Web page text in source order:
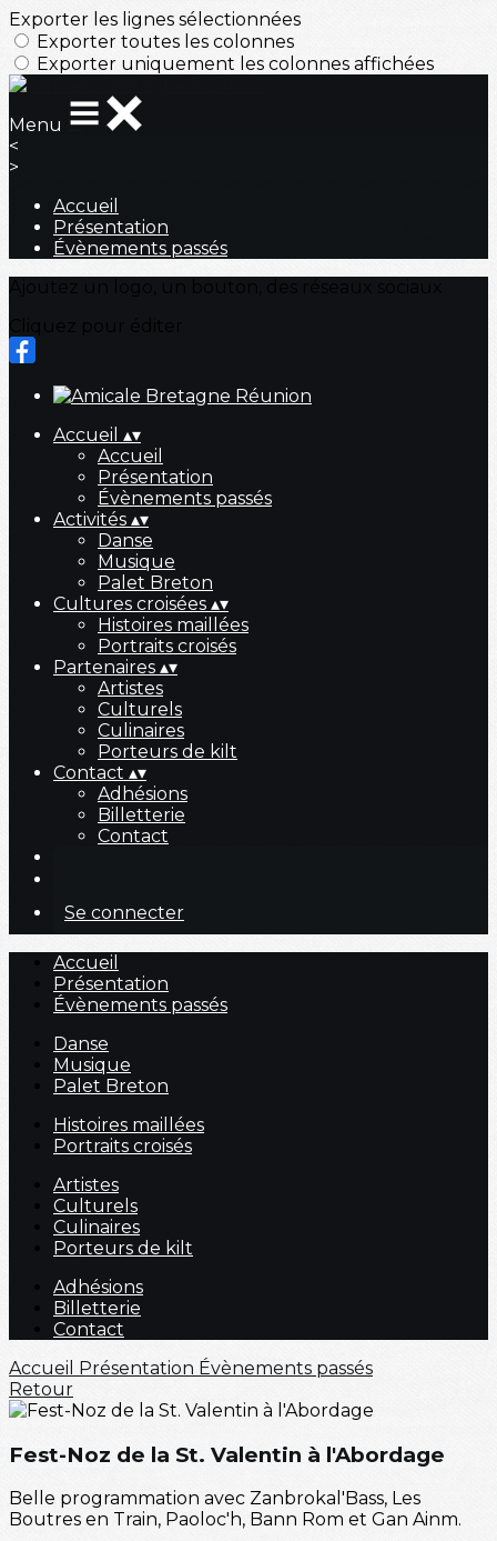
Exporter les lignes sélectionnées
Exporter toutes les colonnes
Exporter uniquement les colonnes affichées
Menu
<
>
Accueil
Présentation
Évènements passés
Accueil ▴▾
Accueil
Présentation
Évènements passés
Activités ▴▾
Danse
Musique
Palet Breton
Cultures croisées ▴▾
Histoires maillées
Portraits croisés
Partenaires ▴▾
Artistes
Culturels
Culinaires
Porteurs de kilt
Contact ▴▾
Adhésions
Billetterie
Contact
Se connecter
Accueil
Présentation
Évènements passés
Danse
Musique
Palet Breton
Histoires maillées
Portraits croisés
Artistes
Culturels
Culinaires
Porteurs de kilt
Adhésions
Billetterie
Contact
Accueil Présentation Évènements passés
Retour
Fest-Noz de la St. Valentin à l'Abordage
Belle programmation avec Zanbrokal'Bass, Les
Boutres en Train, Paoloc'h, Bann Rom et Gan Ainm.